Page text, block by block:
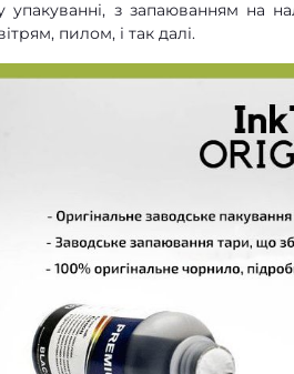
упакуванні, з запаюванням на
пилом, і так далі.